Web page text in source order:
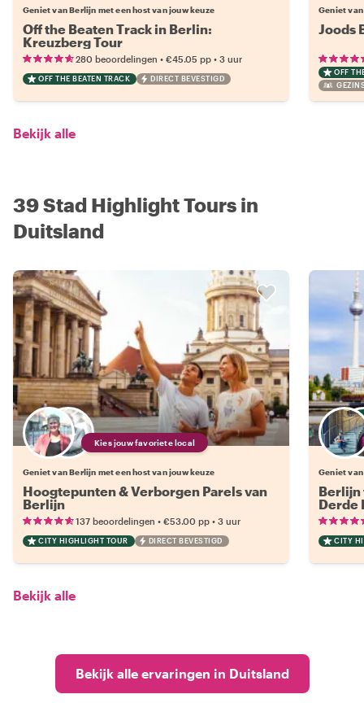
Geniet van Berlijn met een host van jouw keuze
Off the Beaten Track in Berlin:
Kreuzberg Tour
280 beoordelingen • €45.05 pp • 3 uur
OFF THE BEATEN TRACK DIRECT BEVESTIGD
Geniet
Joods
OFF
Bekijk alle
39 Stad Highlight Tours in
Duitsland
Kies jouw favoriete local
Geniet van Berlijn met een host van jouw keuze
Hoogtepunten & Verborgen Parels van
Berlijn
137 beoordelingen • €53.00 pp • 3 uur
CITY HIGHLIGHT TOUR DIRECT BEVESTIGD
Geniet
Berlijn
Derde
CITY
Bekijk alle
Bekijk alle ervaringen in Duitsland